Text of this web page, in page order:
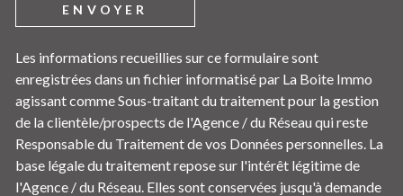
ENVOYER
Les informations recueillies sur ce formulaire sont
enregistrées dans un fichier informatisé par La Boite Immo
agissant comme Sous-traitant du traitement pour la gestion
de la clientèle/prospects de l'Agence / du Réseau qui reste
Responsable du Traitement de vos Données personnelles. La
base légale du traitement repose sur l'intérêt légitime de
l'Agence / du Réseau. Elles sont conservées jusqu'à demande